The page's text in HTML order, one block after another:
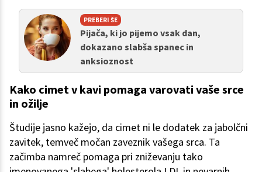
PREBERI ŠE
Pijača, ki jo pijemo vsak dan,
dokazano slabša spanec in
anksioznost
Kako cimet v kavi pomaga varovati vaše srce
in ožilje
Študije jasno kažejo, da cimet ni le dodatek za jabolčni
zavitek, temveč močan zaveznik vašega srca. Ta
začimba namreč pomaga pri zniževanju tako